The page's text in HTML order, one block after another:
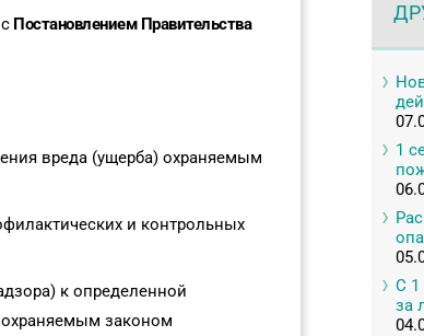
Постановлением Правительства
вреда (ущерба) охраняемым
и контрольных
к определенной
охраняемым законом
1
С 1
за